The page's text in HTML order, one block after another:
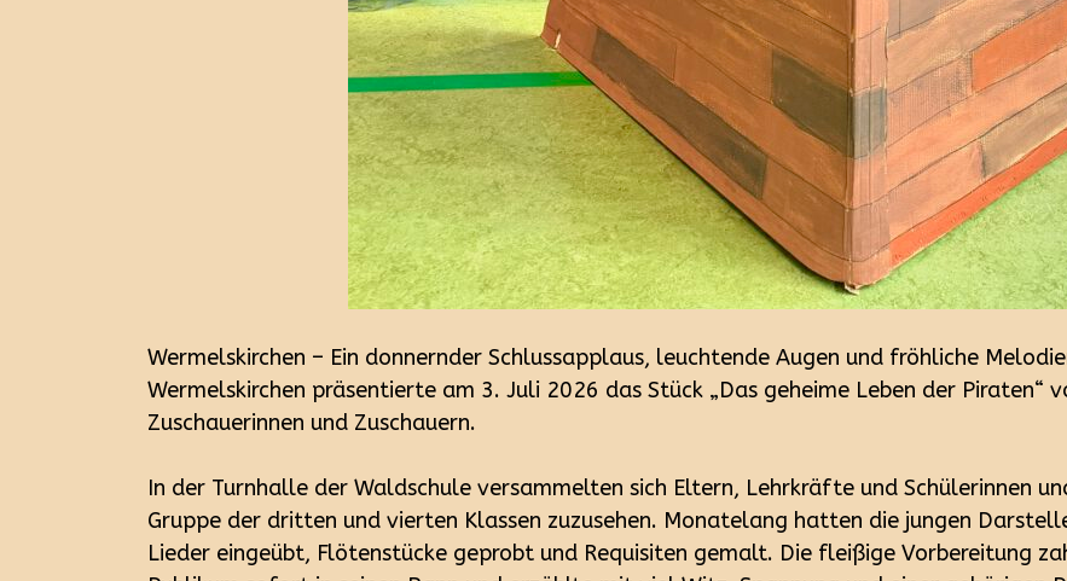
Wermelskirchen – Ein donnernder Schlussapplaus, leuchtende Augen und fröhliche
Wermelskirchen präsentierte am 3. Juli 2026 das Stück „Das geheime Leben der Piraten“
Zuschauerinnen und Zuschauern.
In der Turnhalle der Waldschule versammelten sich Eltern, Lehrkräfte und Schülerinnen
Gruppe der dritten und vierten Klassen zuzusehen. Monatelang hatten die jungen
Lieder eingeübt, Flötenstücke geprobt und Requisiten gemalt. Die fleißige Vorbereitung